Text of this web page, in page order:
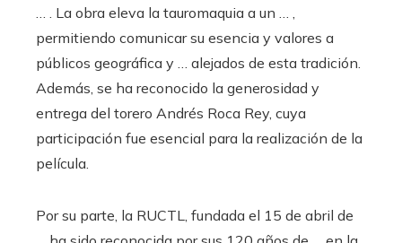
… . La obra eleva la tauromaquia a un … ,
permitiendo comunicar su esencia y valores a
públicos geográfica y … alejados de esta tradición.
Además, se ha reconocido la generosidad y
entrega del torero Andrés Roca Rey, cuya
participación fue esencial para la realización de la
película.
Por su parte, la RUCTL, fundada el 15 de abril de